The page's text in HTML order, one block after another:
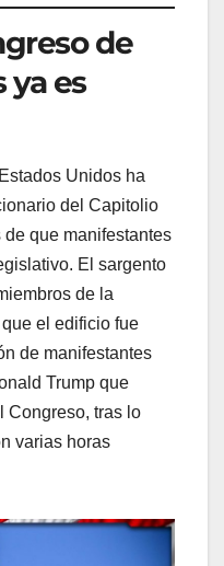
de
ya es
Unidos ha
del Capitolio
que manifestantes
El sargento
de la
el edificio fue
de manifestantes
Trump que
Congreso, tras lo
varias horas